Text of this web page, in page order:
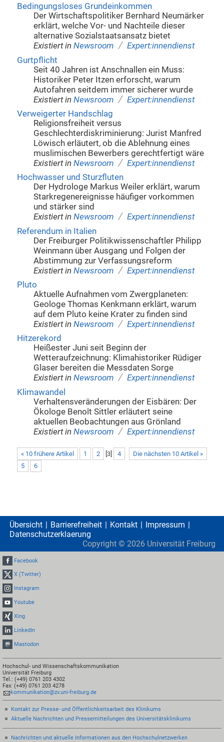
Bedingungsloses Grundeinkommen
Der Wirtschaftspolitiker Bernhard Neumärker
erklärt, welche Vor- und Nachteile dieser
alternative Sozialstaatsansatz bietet
Existiert in Newsroom / Expert:innendienst
Gurtpflicht
Seit 40 Jahren ist Anschnallen ein Muss:
Historiker Peter Itzen erforscht, warum
Autofahren seitdem immer sicherer wurde
Existiert in Newsroom / Expert:innendienst
Verweigerter Handschlag
Religionsfreiheit versus
Geschlechterdiskriminierung: Jurist Manfred
Löwisch erläutert, ob die Ablehnung eines
muslimischen Bewerbers gerechtfertigt wäre
Existiert in Newsroom / Expert:innendienst
Hochwasser und Sturzfluten
Der Hydrologe Markus Weiler erklärt, warum
Starkregenereignisse häufiger vorkommen
und stärker sind
Existiert in Newsroom / Expert:innendienst
Referendum in Italien
Der Freiburger Politikwissenschaftler Philipp
Weinmann über Ausgang und Folgen der
Abstimmung zur Verfassungsreform
Existiert in Newsroom / Expert:innendienst
Pluto
Aktuelle Aufnahmen vom Zwergplaneten:
Geologe Thomas Kenkmann erklärt, warum
auf dem Pluto keine Krater zu finden sind
Existiert in Newsroom / Expert:innendienst
Hitzerekord
Heißester Juni seit Beginn der
Wetteraufzeichnung: Klimahistoriker Rüdiger
Glaser bereiten die Messdaten Sorge
Existiert in Newsroom / Expert:innendienst
Klimawandel
Verhaltensveränderungen der Eisbären: Der
Ökologe Benoît Sittler erläutert seine
aktuellen Beobachtungen aus Grönland
Existiert in Newsroom / Expert:innendienst
« 10 frühere Artikel Die nächsten 10 Artikel »
1 2 3]
4
5
6
Übersicht Barrierefreiheit Kontakt
Impressum
Datenschutzerklaerung
Copyright © 2026 Universität Freiburg
Facebook
X (Twitter)
Instagram
Youtube
Xing
LinkedIn
Mastodon
Hochschul- und Wissenschaftskommunikation
Universität Freiburg
Tel.: (+49) 0761 203 4302
Fax: (+49) 0761 203 4278
kommunikation@zv.uni-freiburg.de
Kontakt zur Presse- und Öffentlichkeitsarbeit des Klinikums
Aktuelle Nachrichten und Pressemitteilungen des Universitätsklinikums
Nachrichten und aktuelle Informationen aus den Hochschulnetzwerken